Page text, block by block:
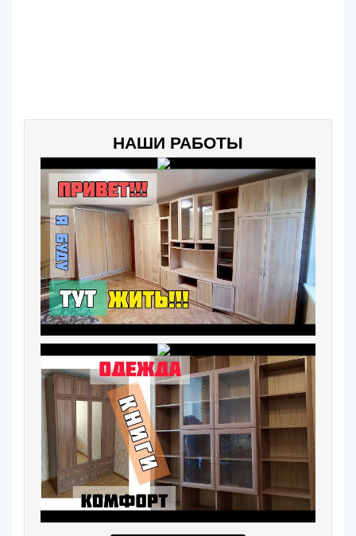
НАШИ РАБОТЫ